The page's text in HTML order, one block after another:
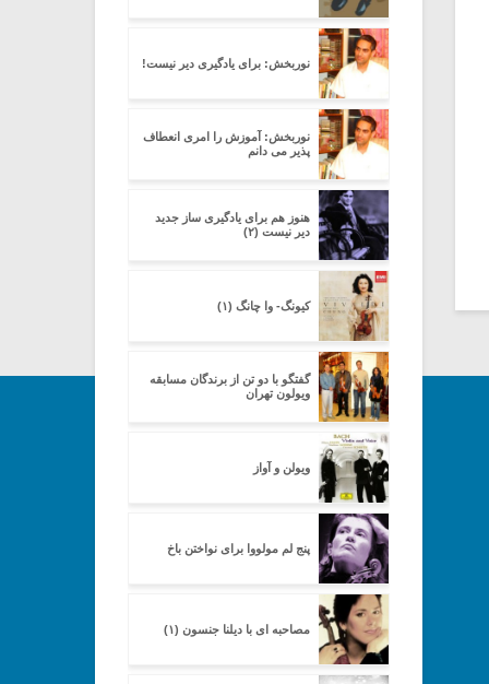
نوربخش: برای یادگیری دیر نیست!
نوربخش: آموزش را امری انعطاف
پذیر می دانم
هنوز هم برای یادگیری ساز جدید
دیر نیست (۲)
کیونگ- وا چانگ (۱)
گفتگو با دو تن از برندگان مسابقه
ویولون تهران
ویولن و آواز
پنج لم مولووا برای نواختن باخ
مصاحبه ای با دیلنا جنسون (۱)